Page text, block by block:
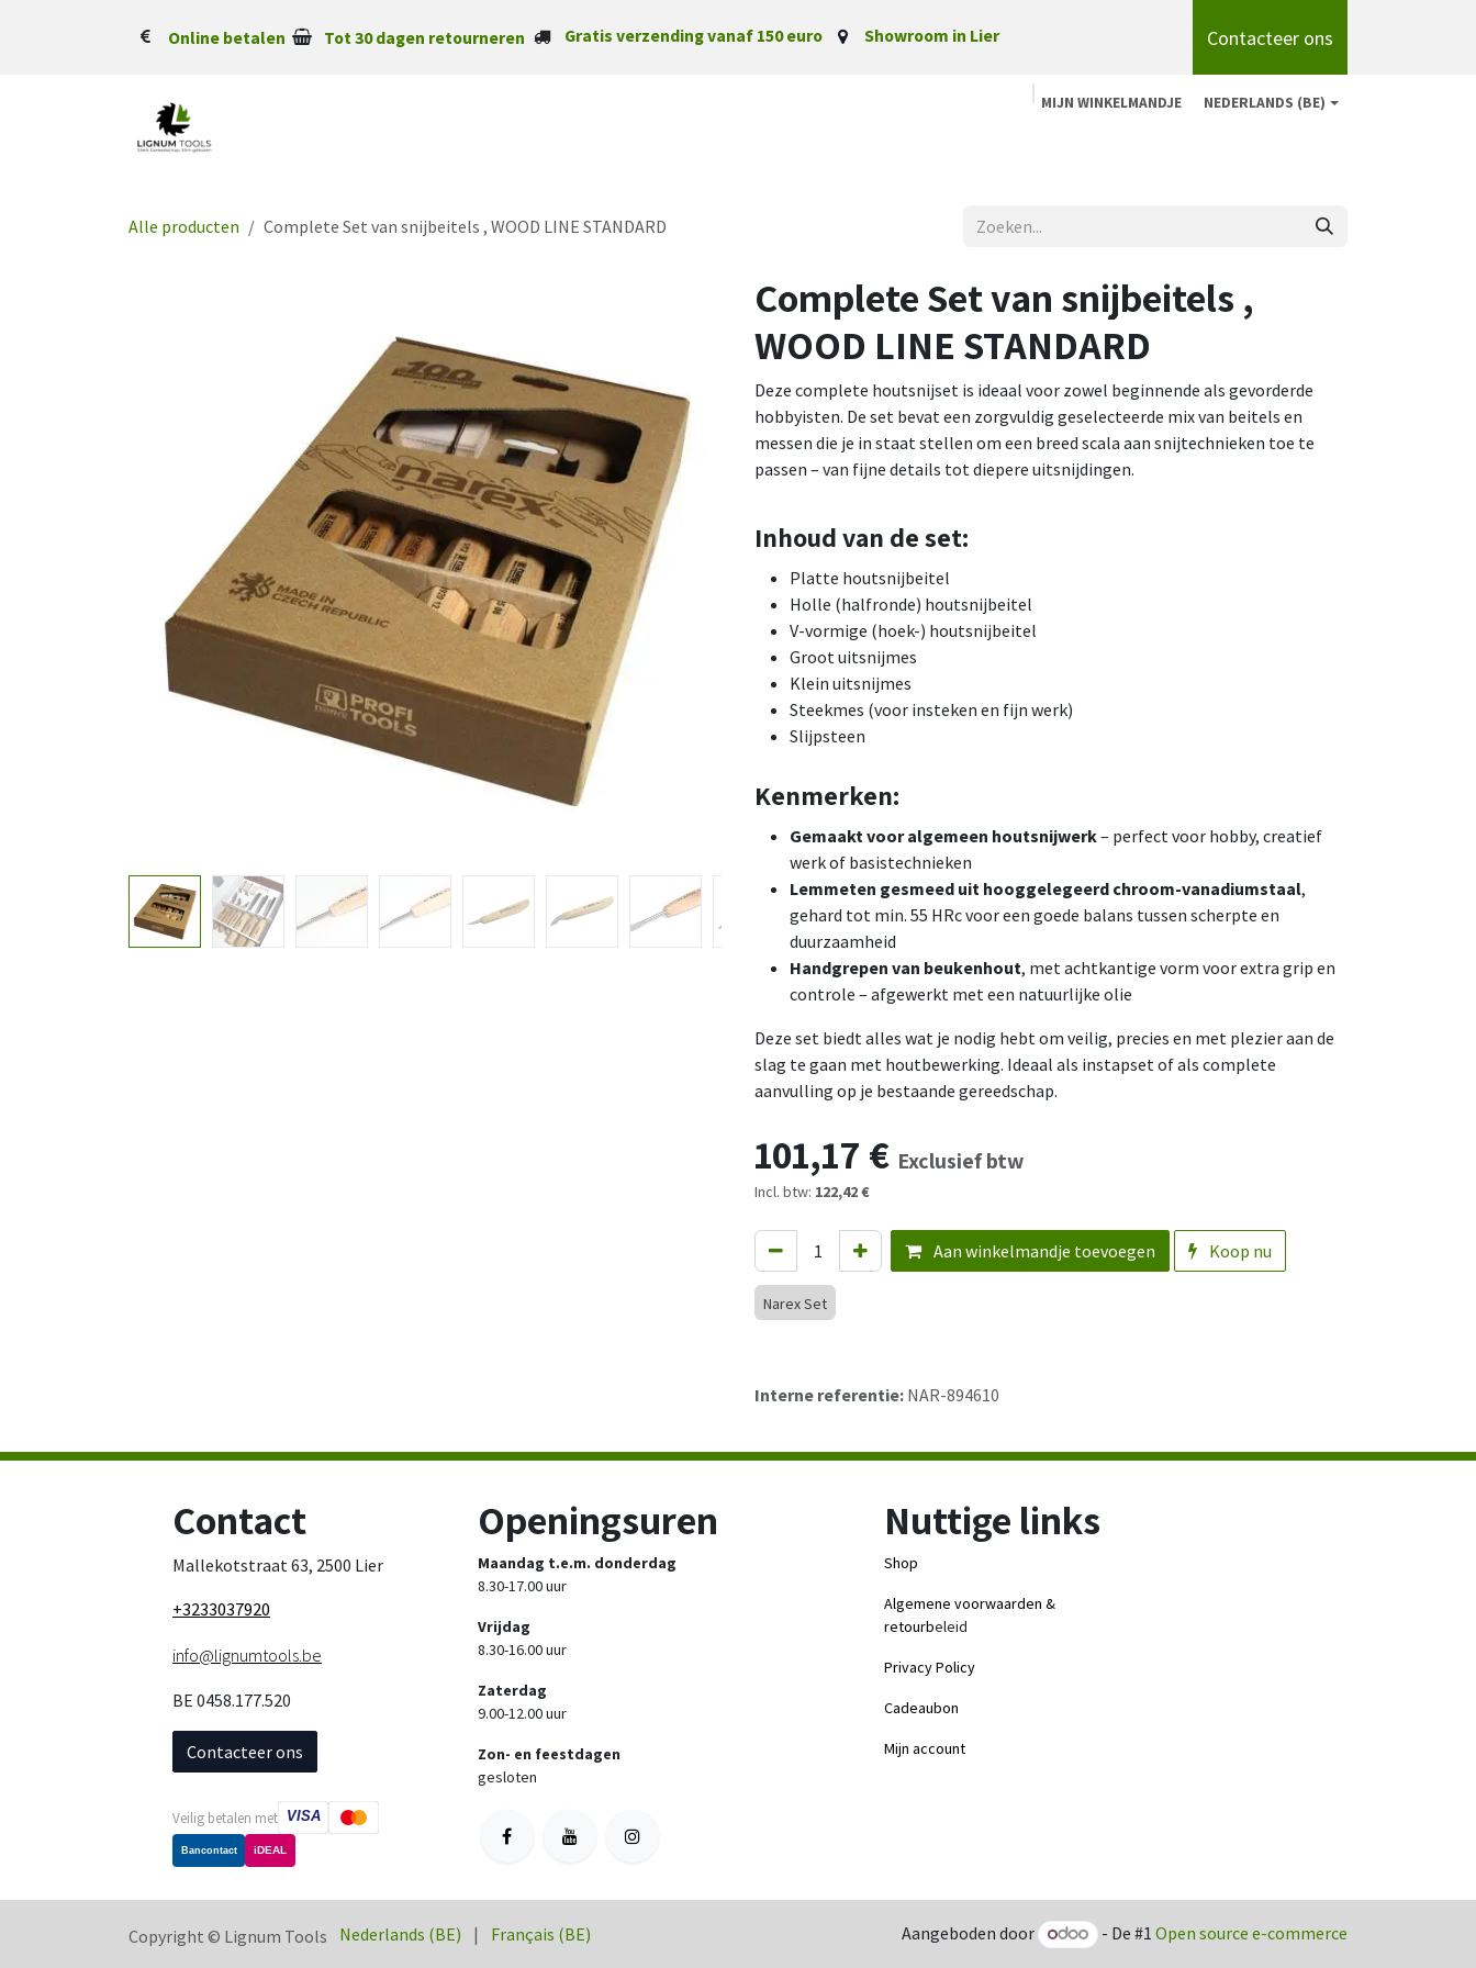
Online betalen Tot 30 dagen retourneren Gratis verzending vanaf 150 euro Showroom in Lier Contacteer ons
MIJN WINKELMANDJE NEDERLANDS (BE)
Alle producten Complete Set van snijbeitels , WOOD LINE STANDARD
Complete Set van snijbeitels ,
WOOD LINE STANDARD
Deze complete houtsnijset is ideaal voor zowel beginnende als gevorderde
hobbyisten. De set bevat een zorgvuldig geselecteerde mix van beitels en
messen die je in staat stellen om een breed scala aan snijtechnieken toe te
passen – van fijne details tot diepere uitsnijdingen.
Inhoud van de set:
Platte houtsnijbeitel
Holle (halfronde) houtsnijbeitel
V-vormige (hoek-) houtsnijbeitel
Groot uitsnijmes
Klein uitsnijmes
Steekmes (voor insteken en fijn werk)
Slijpsteen
Kenmerken:
Gemaakt voor algemeen houtsnijwerk– perfect voor hobby, creatief
werk of basistechnieken
Lemmeten gesmeed uit hooggelegeerd chroom-vanadiumstaal,
gehard tot min. 55 HRc voor een goede balans tussen scherpte en
duurzaamheid
Handgrepen van beukenhout, met achtkantige vorm voor extra grip en
controle – afgewerkt met een natuurlijke olie
Deze set biedt alles wat je nodig hebt om veilig, precies en met plezier aan de
slag te gaan met houtbewerking. Ideaal als instapset of als complete
aanvulling op je bestaande gereedschap.
101,17 € Exclusief btw
Incl. btw: 122,42 €
Aan winkelmandje toevoegen Koop nu
Narex Set
Interne referentie: NAR-894610
Contact
Mallekotstraat 63, 2500 Lier
+3233037920
info@lignumtools.be
BE 0458.177.520
Contacteer ons
Veilig betalen met VISA
Bancontact iDEAL
Openingsuren
Maandag t.e.m. donderdag
8.30-17.00 uur
Vrijdag
8.30-16.00 uur
Zaterdag
9.00-12.00 uur
Zon- en feestdagen
gesloten
Nuttige links
Shop
Algemene voorwaarden &
retourbeleid
Privacy Policy
Cadeaubon
Mijn account
Copyright © Lignum Tools Nederlands (BE) | Français (BE) Aangeboden door - De #1 Open source e-commerce